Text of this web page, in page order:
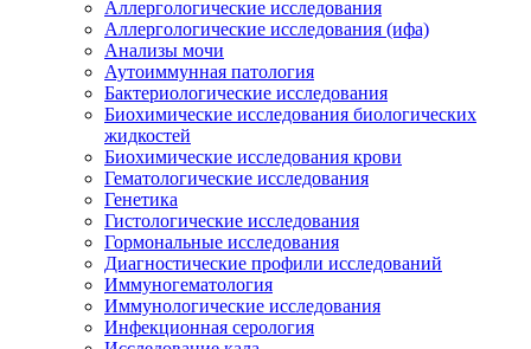
Аллергологические исследования
Аллергологические исследования (ифа)
Анализы мочи
Аутоиммунная патология
Бактериологические исследования
Биохимические исследования биологических
жидкостей
Биохимические исследования крови
Гематологические исследования
Генетика
Гистологические исследования
Гормональные исследования
Диагностические профили исследований
Иммуногематология
Иммунологические исследования
Инфекционная серология